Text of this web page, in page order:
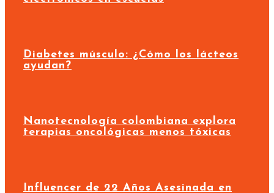
Diabetes músculo: ¿Cómo los lácteos
ayudan?
Nanotecnología colombiana explora
terapias oncológicas menos tóxicas
Influencer de 22 Años Asesinada en